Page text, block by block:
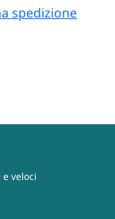
spedizione
dai più